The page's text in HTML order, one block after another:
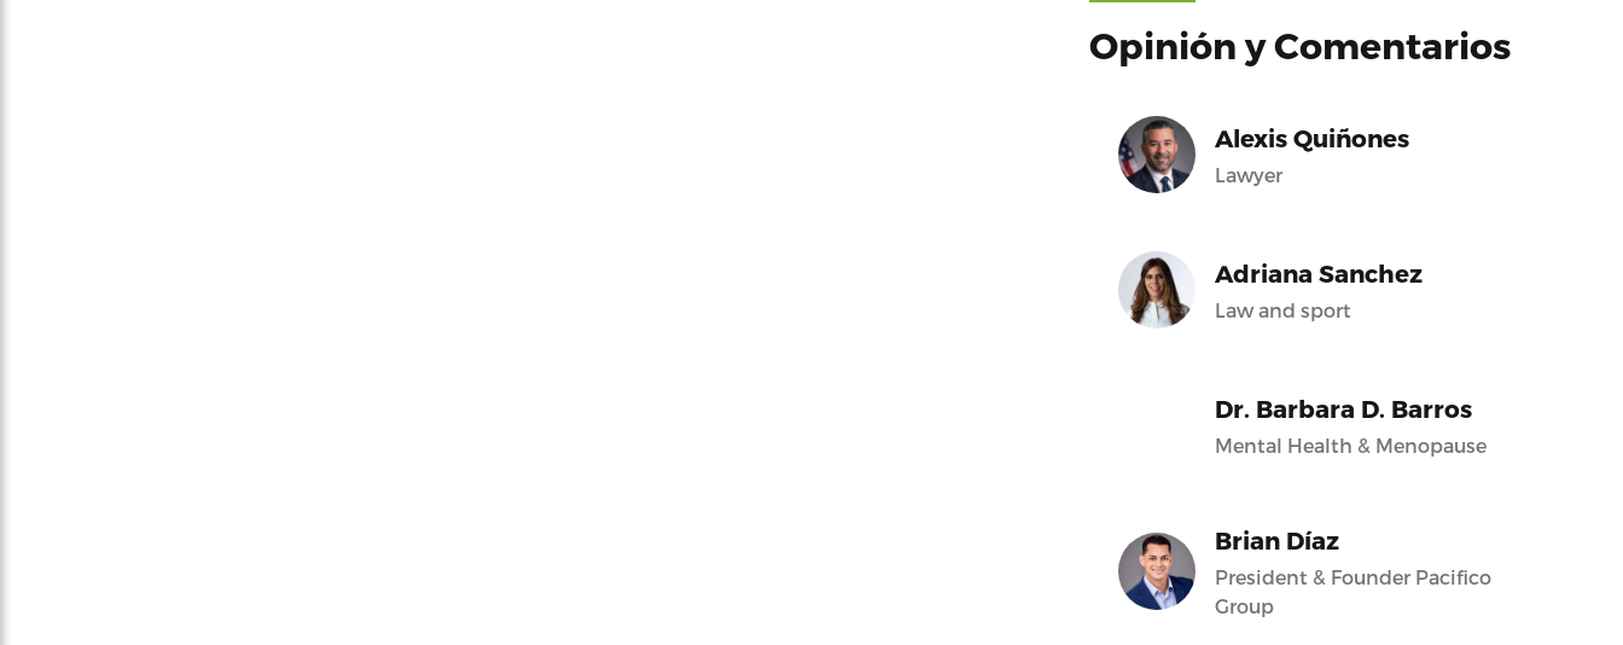
Opinión y Comentarios
Alexis Quiñones
Lawyer
Adriana Sanchez
Law and sport
Dr. Barbara D. Barros
Mental Health & Menopause
Brian Díaz
President & Founder Pacifico
Group